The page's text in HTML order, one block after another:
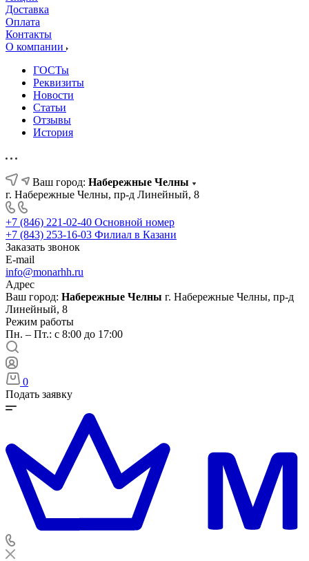
Доставка
Оплата
Контакты
О компании
ГОСТы
Реквизиты
Новости
Статьи
Отзывы
История
Ваш город: Набережные Челны
г. Набережные Челны, пр-д Линейный, 8
+7 (846) 221-02-40 Основной номер
+7 (843) 253-16-03 Филиал в Казани
Заказать звонок
E-mail
info@monarhh.ru
Адрес
Ваш город: Набережные Челны г. Набережные Челны, пр-д
Линейный, 8
Режим работы
Пн. – Пт.: с 8:00 до 17:00
0
Подать заявку